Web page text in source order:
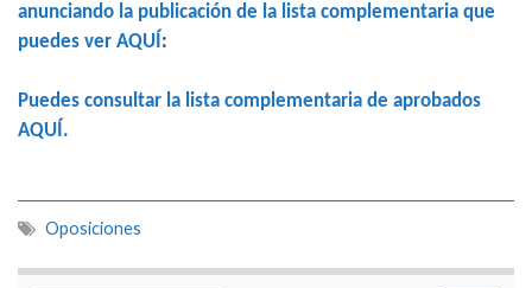
anunciando la publicación de la lista complementaria que
puedes ver AQUÍ :
Puedes consultar la lista complementaria de aprobados
AQUÍ.
Oposiciones